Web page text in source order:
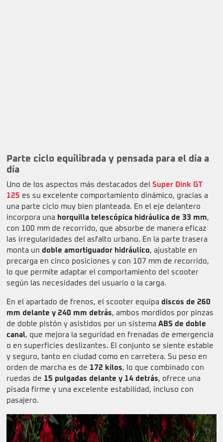
Parte ciclo equilibrada y pensada para el día a
día
Uno de los aspectos más destacados del Super Dink GT
125 es su excelente comportamiento dinámico, gracias a
una parte ciclo muy bien planteada. En el eje delantero
incorpora una horquilla telescópica hidráulica de 33 mm,
con 100 mm de recorrido, que absorbe de manera eficaz
las irregularidades del asfalto urbano. En la parte trasera
monta un doble amortiguador hidráulico, ajustable en
precarga en cinco posiciones y con 107 mm de recorrido,
lo que permite adaptar el comportamiento del scooter
según las necesidades del usuario o la carga.
En el apartado de frenos, el scooter equipa discos de 260
mm delante y 240 mm detrás, ambos mordidos por pinzas
de doble pistón y asistidos por un sistema ABS de doble
canal, que mejora la seguridad en frenadas de emergencia
o en superficies deslizantes. El conjunto se siente estable
y seguro, tanto en ciudad como en carretera. Su peso en
orden de marcha es de 172 kilos, lo que combinado con
ruedas de 15 pulgadas delante y 14 detrás, ofrece una
pisada firme y una excelente estabilidad, incluso con
pasajero.